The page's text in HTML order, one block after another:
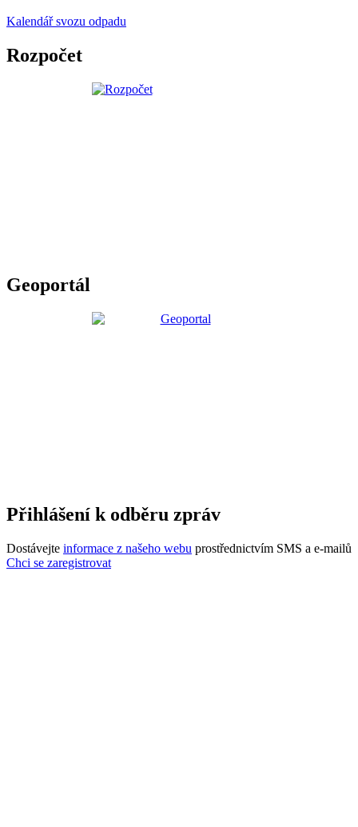
Kalendář svozu odpadu
Rozpočet
Geoportál
Přihlášení k odběru zpráv
Dostávejte informace z našeho webu prostřednictvím SMS a e-mailů
Chci se zaregistrovat